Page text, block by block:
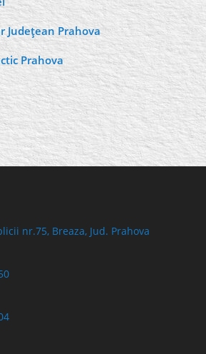
Judeţean Prahova
Prahova
nr.75, Breaza, Jud. Prahova